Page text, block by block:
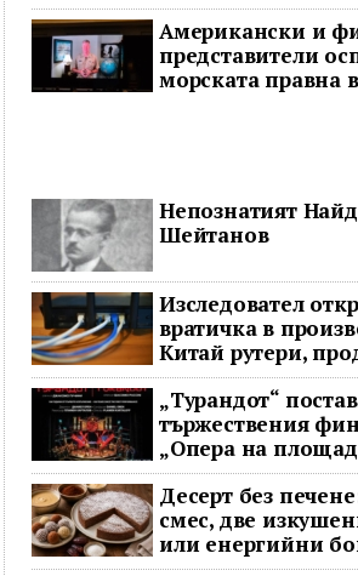
Американски и
представители
морската правна
Непознатият
Шейтанов
Изследовател
вратичка в
Китай рутери,
целия свят
„Турандот“
тържествения
„Опера на
София
Десерт без
смес, две
или енергийни